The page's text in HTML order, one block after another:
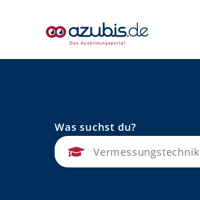
Was suchst du?